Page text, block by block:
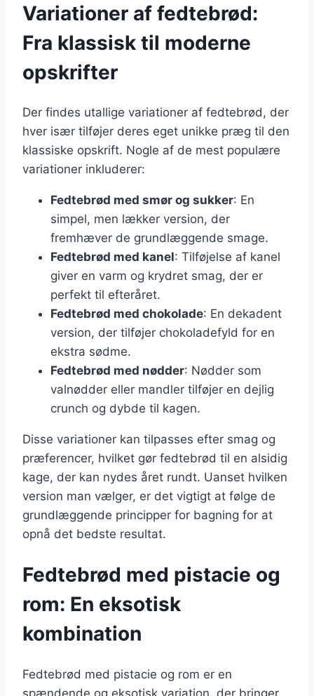
Variationer af fedtebrød:
Fra klassisk til moderne
opskrifter
Der findes utallige variationer af fedtebrød, der
hver især tilføjer deres eget unikke præg til den
klassiske opskrift. Nogle af de mest populære
variationer inkluderer:
Fedtebrød med smør og sukker: En
simpel, men lækker version, der
fremhæver de grundlæggende smage.
Fedtebrød med kanel: Tilføjelse af kanel
giver en varm og krydret smag, der er
perfekt til efteråret.
Fedtebrød med chokolade: En dekadent
version, der tilføjer chokoladefyld for en
ekstra sødme.
Fedtebrød med nødder: Nødder som
valnødder eller mandler tilføjer en dejlig
crunch og dybde til kagen.
Disse variationer kan tilpasses efter smag og
præferencer, hvilket gør fedtebrød til en alsidig
kage, der kan nydes året rundt. Uanset hvilken
version man vælger, er det vigtigt at følge de
grundlæggende principper for bagning for at
opnå det bedste resultat.
Fedtebrød med pistacie og
rom: En eksotisk
kombination
Fedtebrød med pistacie og rom er en
spændende og eksotisk variation, der bringer